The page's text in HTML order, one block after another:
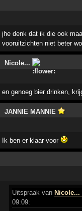
jhe denk dat ik die ook
vooruitzichten niet beter
Nicole...
en genoeg bier drinken,
JANNIE MANNIE
Ik ben er klaar voor
Uitspraak van Nicole...
09:09: